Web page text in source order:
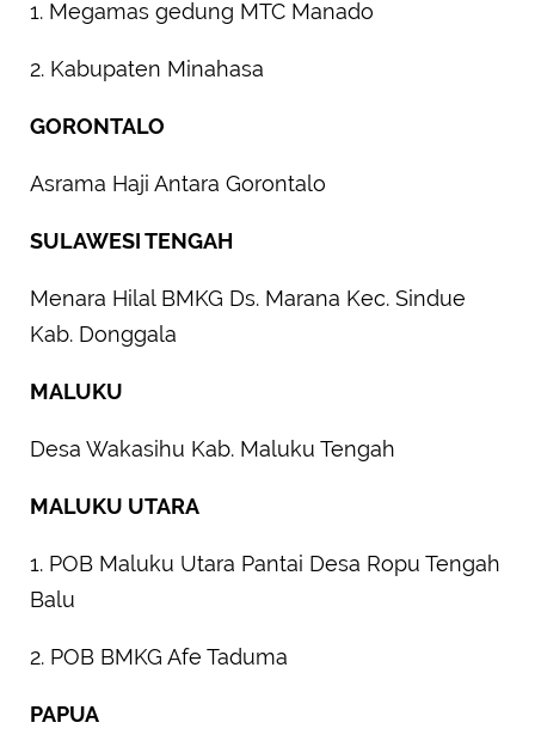
1. Megamas gedung MTC Manado
2. Kabupaten Minahasa
GORONTALO
Asrama Haji Antara Gorontalo
SULAWESI TENGAH
Menara Hilal BMKG Ds. Marana Kec. Sindue
Kab. Donggala
MALUKU
Desa Wakasihu Kab. Maluku Tengah
MALUKU UTARA
1. POB Maluku Utara Pantai Desa Ropu Tengah
Balu
2. POB BMKG Afe Taduma
PAPUA